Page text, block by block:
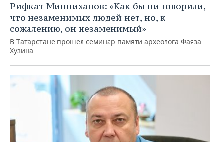
Рифкат Минниханов: «Как бы ни говорили,
что незаменимых людей нет, но, к
сожалению, он незаменимый»
В Татарстане прошел семинар памяти археолога Фаяза
Хузина